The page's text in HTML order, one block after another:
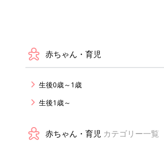
赤ちゃん・育児
生後0歳～1歳
生後1歳～
赤ちゃん・育児 カテゴリー一覧